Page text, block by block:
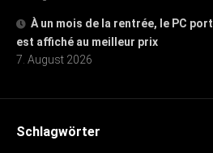
À un mois de la rentrée, le PC
est affiché au meilleur prix
7. August 2026
Schlagwörter